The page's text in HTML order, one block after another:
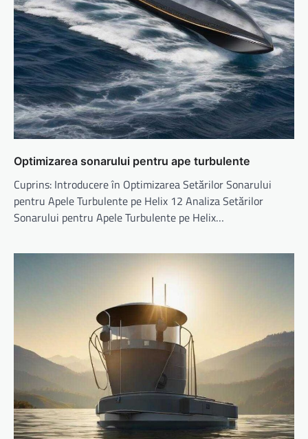
Optimizarea sonarului pentru ape turbulente
Cuprins: Introducere în Optimizarea Setărilor Sonarului
pentru Apele Turbulente pe Helix 12 Analiza Setărilor
Sonarului pentru Apele Turbulente pe Helix…